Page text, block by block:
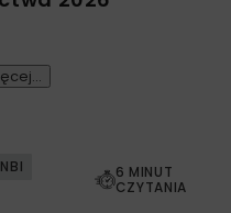
6 MINUT
CZYTANIA